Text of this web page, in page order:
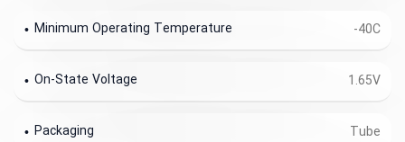
-40C
Minimum Operating Temperature
1.65V
On-State Voltage
Tube
Packaging